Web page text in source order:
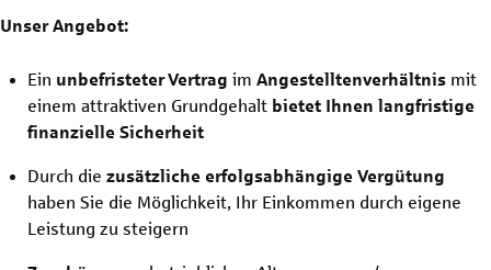
Unser Angebot:
Ein unbefristeterVertrag imAngestelltenverhältnis mit
einem attraktiven Grundgehalt bietet Ihnen langfristige
finanzielle Sicherheit
Durch diezusätzliche erfolgsabhängige Vergütung
haben Sie die Möglichkeit, Ihr Einkommen durch eigene
Leistung zu steigern